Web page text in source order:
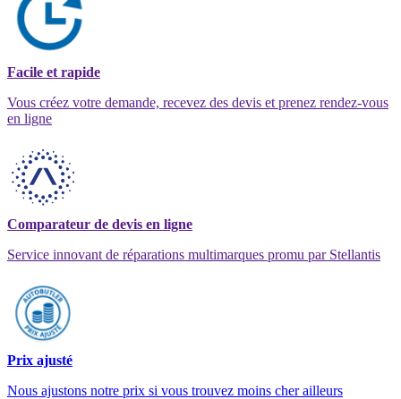
Facile et rapide
Vous créez votre demande, recevez des devis et prenez rendez-vous
en ligne
Comparateur de devis en ligne
Service innovant de réparations multimarques promu par Stellantis
Prix ajusté
Nous ajustons notre prix si vous trouvez moins cher ailleurs